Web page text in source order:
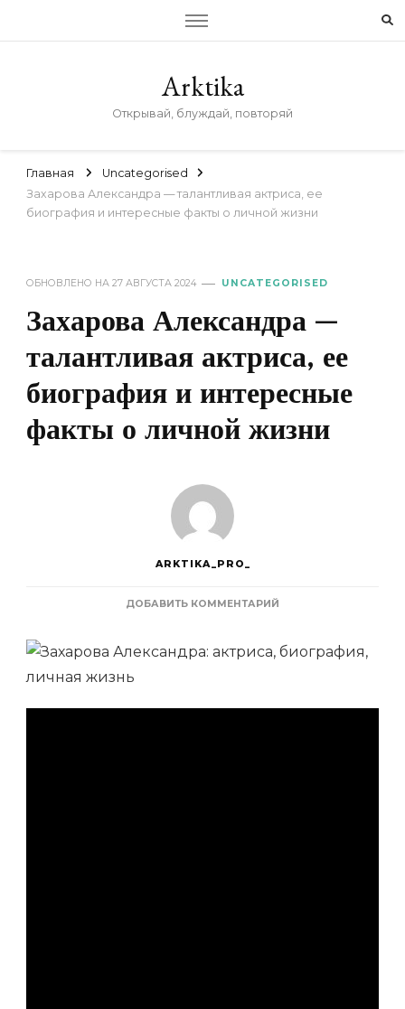
Arktika
Открывай, блуждай, повторяй
Главная
Uncategorised
Захарова Александра — талантливая актриса, ее
биография и интересные факты о личной жизни
ОБНОВЛЕНО НА 27 АВГУСТА 2024 UNCATEGORISED
Захарова Александра —
талантливая актриса, ее
биография и интересные
факты о личной жизни
ARKTIKA_PRO_
ДОБАВИТЬ КОММЕНТАРИЙ
АЛЕКСАНДРА